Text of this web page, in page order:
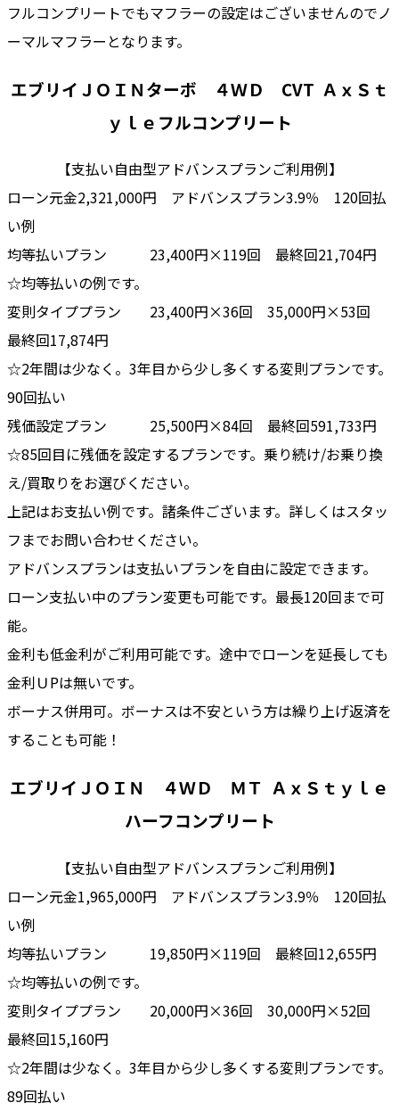
フルコンプリートでもマフラーの設定はございませんのでノ
ーマルマフラーとなります。
エブリイＪＯＩＮターボ ４ＷＤ CVT ＡｘＳｔ
ｙｌｅフルコンプリート
【支払い自由型アドバンスプランご利用例】
ローン元金2,321,000円 アドバンスプラン3.9％ 120回払
い例
均等払いプラン 23,400円×119回 最終回21,704円
☆均等払いの例です。
変則タイププラン 23,400円×36回 35,000円×53回
最終回17,874円
☆2年間は少なく。3年目から少し多くする変則プランです。
90回払い
残価設定プラン 25,500円×84回 最終回591,733円
☆85回目に残価を設定するプランです。乗り続け/お乗り換
え/買取りをお選びください。
上記はお支払い例です。諸条件ございます。詳しくはスタッ
フまでお問い合わせください。
アドバンスプランは支払いプランを自由に設定できます。
ローン支払い中のプラン変更も可能です。最長120回まで可
能。
金利も低金利がご利用可能です。途中でローンを延長しても
金利ＵPは無いです。
ボーナス併用可。ボーナスは不安という方は繰り上げ返済を
することも可能！
エブリイＪＯＩＮ ４ＷＤ ＭＴ ＡｘＳｔｙｌｅ
ハーフコンプリート
【支払い自由型アドバンスプランご利用例】
ローン元金1,965,000円 アドバンスプラン3.9％ 120回払
い例
均等払いプラン 19,850円×119回 最終回12,655円
☆均等払いの例です。
変則タイププラン 20,000円×36回 30,000円×52回
最終回15,160円
☆2年間は少なく。3年目から少し多くする変則プランです。
89回払い